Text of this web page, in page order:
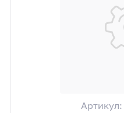
Артикул: